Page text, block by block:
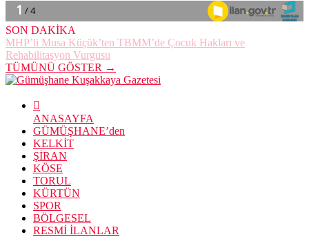
SON DAKİKA
MHP’li Musa Küçük’ten TBMM’de Çocuk Hakları ve
Rehabilitasyon Vurgusu
TÜMÜNÜ GÖSTER →
ANASAYFA
GÜMÜŞHANE’den
KELKİT
ŞİRAN
KÖSE
TORUL
KÜRTÜN
SPOR
BÖLGESEL
RESMİ İLANLAR